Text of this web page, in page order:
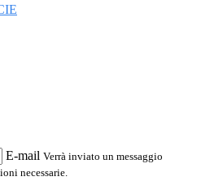
E-mail Verrà inviato un messaggio
necessarie.